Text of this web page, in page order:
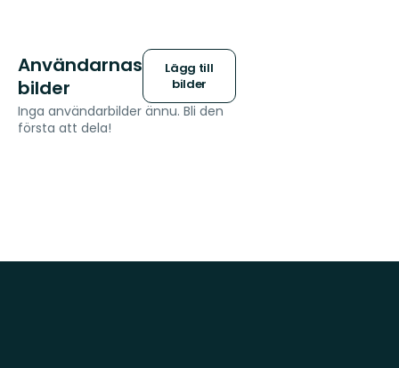
Användarnas
bilder
Lägg till
bilder
Inga användarbilder ännu. Bli den
första att dela!